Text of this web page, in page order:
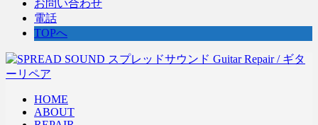
お問い合わせ
電話
TOPへ
HOME
ABOUT